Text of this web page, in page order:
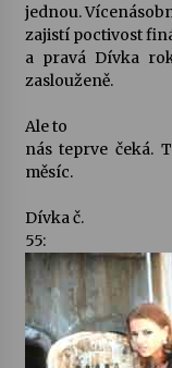
Za
jednou.
zajistí poctivost
a pravá Dívka
zaslouženě.
Ale to
nás teprve čeká.
měsíc.
Dívka č.
55: